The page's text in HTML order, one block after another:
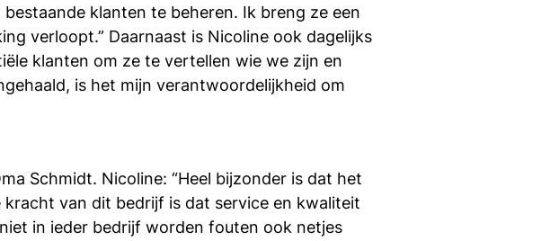
klanten te beheren. Ik breng ze een
verloopt.” Daarnaast is Nicoline ook dagelijks
klanten om ze te vertellen wie we zijn en
is het mijn verantwoordelijkheid om
Schmidt. Nicoline: “Heel bijzonder is dat het
van dit bedrijf is dat service en kwaliteit
in ieder bedrijf worden fouten ook netjes